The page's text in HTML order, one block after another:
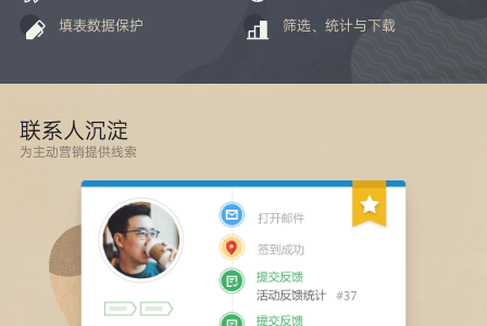
填表数据保护
筛选、统计与下载
联系人沉淀
为主动营销提供线索